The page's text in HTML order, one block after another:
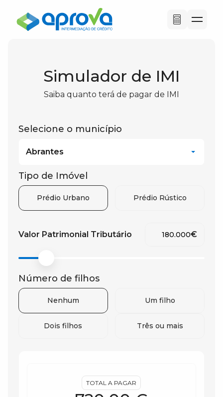
Simulador de IMI
Saiba quanto terá de pagar de IMI
Selecione o município
Abrantes
Tipo de Imóvel
Prédio Urbano Prédio Rústico
Valor Patrimonial Tributário €
Número de filhos
Nenhum Um filho
Dois filhos Três ou mais
TOTAL A PAGAR